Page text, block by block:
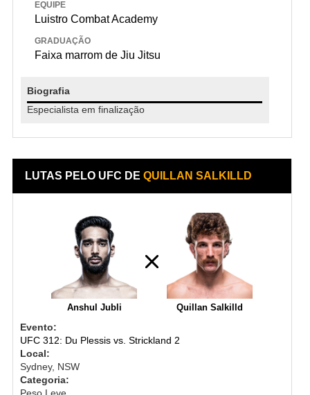
EQUIPE
Luistro Combat Academy
GRADUAÇÃO
Faixa marrom de Jiu Jitsu
Biografia
Especialista em finalização
LUTAS PELO UFC DEQUILLAN SALKILLD
Anshul Jubli Quillan Salkilld
Evento:
UFC 312: Du Plessis vs. Strickland 2
Local:
Sydney, NSW
Categoria:
Peso Leve